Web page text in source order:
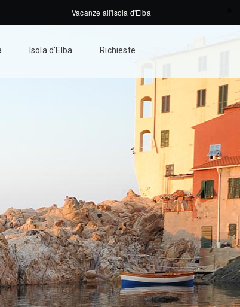
Vacanze all'Isola d'Elba
Isola d'Elba Richieste